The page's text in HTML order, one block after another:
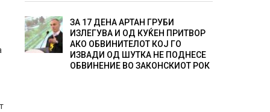
ЗА 17 ДЕНА АРТАН ГРУБИ
ИЗЛЕГУВА И ОД КУЌЕН ПРИТВОР
АКО ОБВИНИТЕЛОТ КОЈ ГО
ИЗВАДИ ОД ШУТКА НЕ ПОДНЕСЕ
ОБВИНЕНИЕ ВО ЗАКОНСКИОТ РОК